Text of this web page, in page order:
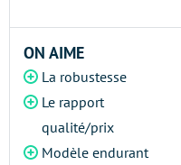
ON AIME
La robustesse
Le rapport
qualité/prix
Modèle endurant